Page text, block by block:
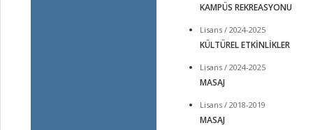
KAMPÜS REKREASYONU
Lisans / 2024-2025
KÜLTÜREL ETKİNLİKLER
Lisans / 2024-2025
MASAJ
Lisans / 2018-2019
MASAJ